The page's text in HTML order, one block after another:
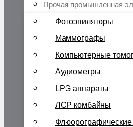
Прочая промышленная
Фотоэпиляторы
Маммографы
Компьютерные
Аудиометры
LPG аппараты
ЛОР комбайны